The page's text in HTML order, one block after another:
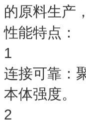
的原料生产
性能特点：
1
连接可靠：
本体强度。
2